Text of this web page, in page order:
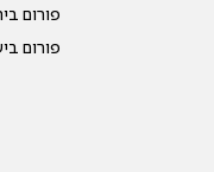
פורום
פורום